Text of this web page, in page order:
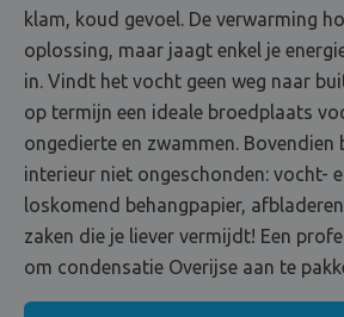
klam, koud gevoel. De verwarming
oplossing, maar jaagt enkel je
in. Vindt het vocht geen weg naar
op termijn een ideale broedplaats
ongedierte en zwammen.
interieur niet ongeschonden: vocht-
loskomend behangpapier,
zaken die je liever vermijdt! Een
om condensatie Overijse aan te